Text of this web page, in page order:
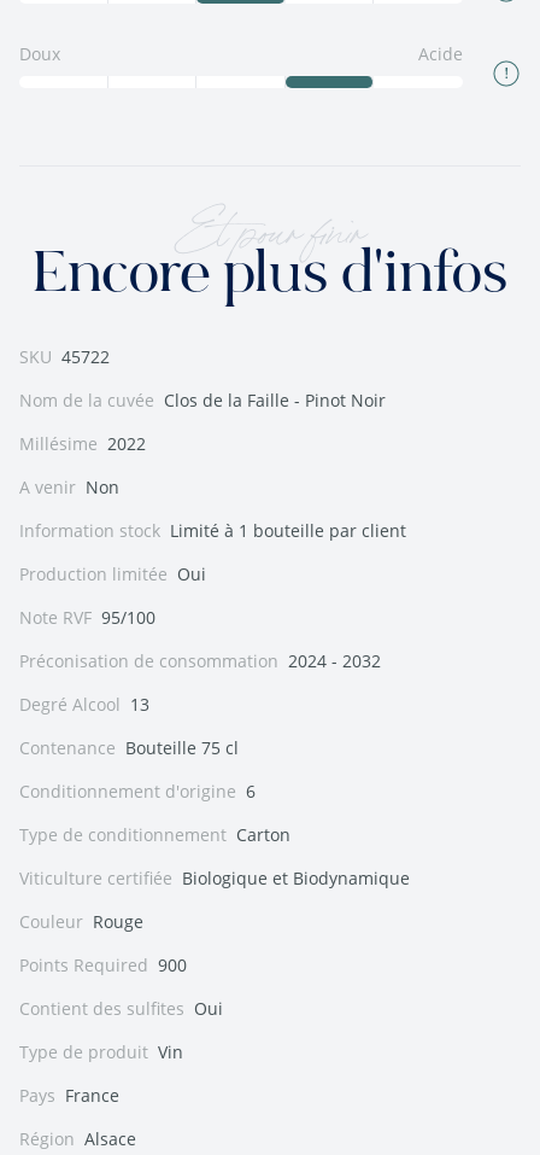
Doux Acide
Et pour finir
Encore plus d'infos
SKU 45722
Nom de la cuvée Clos de la Faille - Pinot Noir
Millésime 2022
A venir Non
Information stock Limité à 1 bouteille par client
Production limitée Oui
Note RVF 95/100
Préconisation de consommation 2024 - 2032
Degré Alcool 13
Contenance Bouteille 75 cl
Conditionnement d'origine 6
Type de conditionnement Carton
Viticulture certifiée Biologique et Biodynamique
Couleur Rouge
Points Required 900
Contient des sulfites Oui
Type de produit Vin
Pays France
Région Alsace